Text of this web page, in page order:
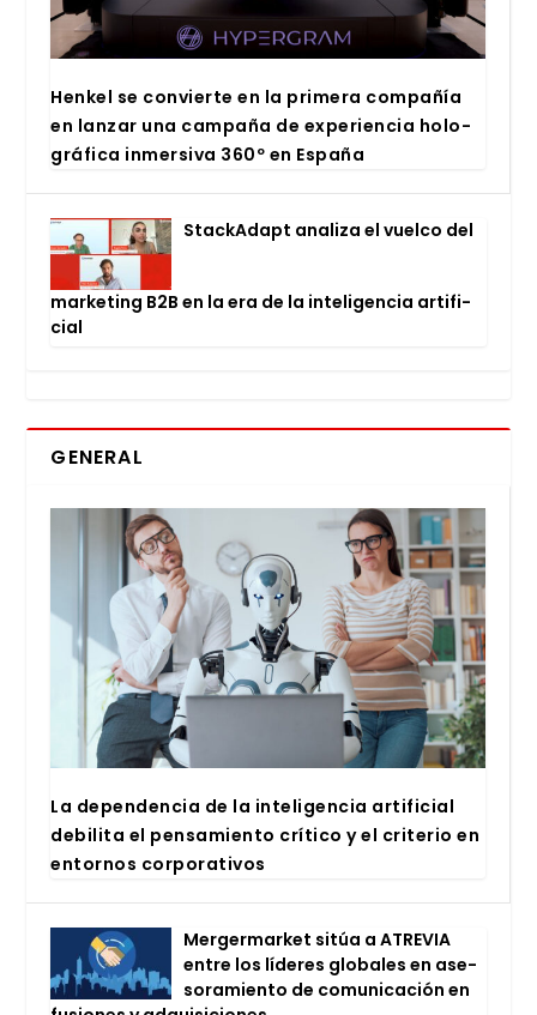
Hen­kel se con­vier­te en la pri­me­ra com­pa­ñía
en lan­zar una cam­pa­ña de expe­rien­cia holo­
grá­fi­ca inmer­si­va 360º en Espa­ña
Stac­kA­dapt ana­li­za el vuel­co del
mar­ke­ting B2B en la era de la inte­li­gen­cia arti­fi­
cial
GENERAL
La depen­den­cia de la inte­li­gen­cia arti­fi­cial
debi­li­ta el pen­sa­mien­to crí­ti­co y el cri­te­rio en
entor­nos cor­po­ra­ti­vos
Mer­ger­mar­ket sitúa a ATRE­VIA
entre los líde­res glo­ba­les en ase­
so­ra­mien­to de comu­ni­ca­ción en